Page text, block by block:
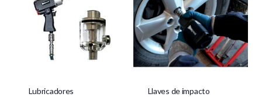
Lubricadores
Llaves de impacto